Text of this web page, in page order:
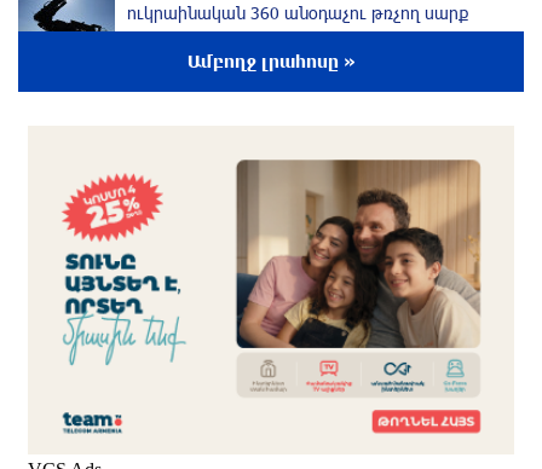
ուկրաինական 360 անօդաչու թռչող սարք
հասցեներում լույս չի լինելու
5 րոպե առաջ
Ողբերգական դեպք՝ Երևանում․ Կիևյան
կամրջի տակ հայտնաբերվել է տղամարդու
մարմին
24 րոպե առաջ
Ադրբեջանի Սարով գյուղում տանը 18-ամյա
Ամբողջ լրահոսը »